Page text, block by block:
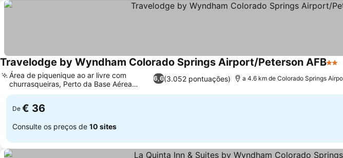
Travelodge by Wyndham Colorado Springs Airport/Peterson AFB2
6,6(3.052 pontuações)
Área de piquenique ao ar livre com
churrasqueiras, Perto da Base Aérea
Peterson
a 4.6 km de Colorado Springs
De € 36
Consulte os preços de 10 sites